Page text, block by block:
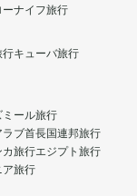
ーナイフ旅行
行キューバ旅行
ミール旅行
ラブ首長国連邦旅行
カ旅行エジプト旅行
ア旅行